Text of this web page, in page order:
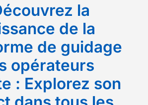
la
de la
de guidage
opérateurs
: Explorez son